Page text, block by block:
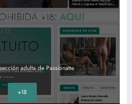
adulta de Passionatte
+18